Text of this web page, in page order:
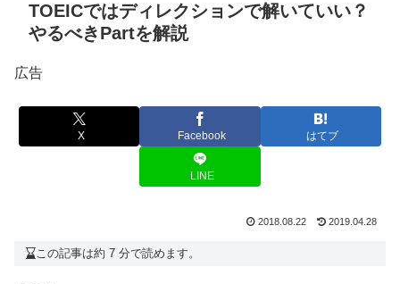
TOEICではディレクションで解いていい？
やるべきPartを解説
広告
X Facebook はてブ
LINE
2018.08.22 2019.04.28
この記事は約 7 分で読めます。